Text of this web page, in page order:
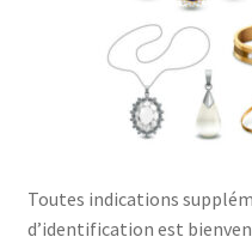
Toutes indications
d’identification est